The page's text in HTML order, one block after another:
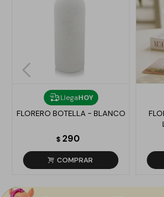
LlegaHOY
FLORERO BOTELLA - BLANCO
$ 290